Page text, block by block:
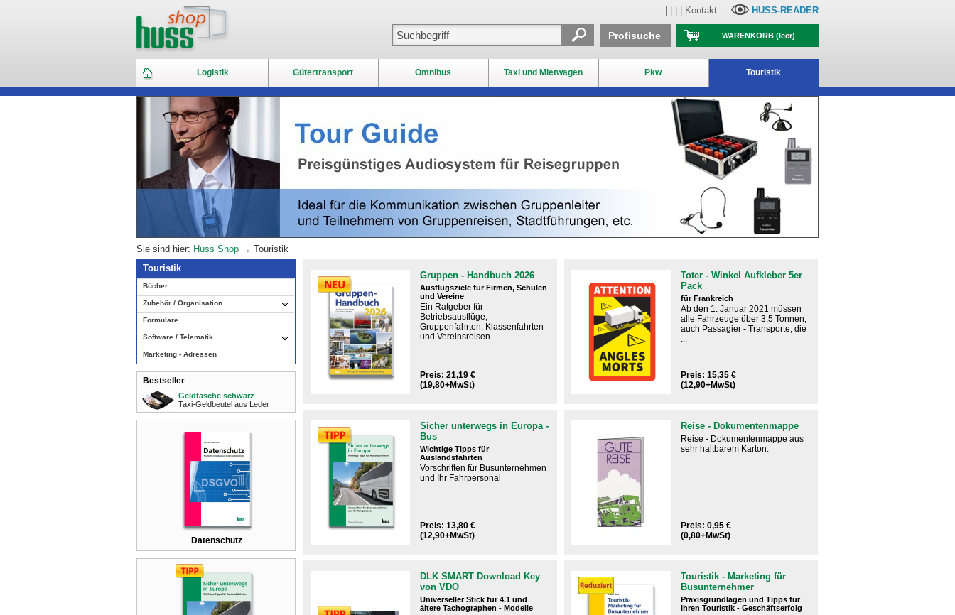
Logistik Gütertransport Omnibus Taxi und Mietwagen Pkw Touristik
Kontakt HUSS-READER
WARENKORB(leer)
Profisuche
Sie sind hier: Huss Shop → Touristik
Touristik
Bücher
Zubehör / Organisation
Formulare
Software / Telematik
Marketing - Adressen
Bestseller
Geldtasche schwarz
Taxi-Geldbeutel aus Leder
Datenschutz
Gruppen - Handbuch 2026
Ausflugsziele für Firmen, Schulen
und Vereine
Ein Ratgeber für
Betriebsausflüge,
Gruppenfahrten, Klassenfahrten
und Vereinsreisen.
Preis: 21,19 €
(19,80+MwSt)
Toter - Winkel Aufkleber 5er
Pack
für Frankreich
Ab den 1. Januar 2021 müssen
alle Fahrzeuge über 3,5 Tonnen,
auch Passagier - Transporte, die
...
Preis: 15,35 €
(12,90+MwSt)
Sicher unterwegs in Europa -
Bus
Wichtige Tipps für
Auslandsfahrten
Vorschriften für Busunternehmen
und Ihr Fahrpersonal
Preis: 13,80 €
(12,90+MwSt)
Reise - Dokumentenmappe
Reise - Dokumentenmappe aus
sehr haltbarem Karton.
Preis: 0,95 €
(0,80+MwSt)
DLK SMART Download Key
von VDO
Universeller Stick für 4.1 und
ältere Tachographen - Modelle
Touristik - Marketing für
Busunternehmer
Praxisgrundlagen und Tipps für
Ihren Touristik - Geschäftserfolg